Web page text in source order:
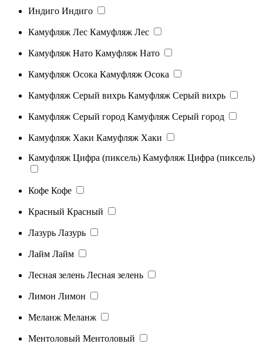
Индиго Индиго
Камуфляж Лес Камуфляж Лес
Камуфляж Нато Камуфляж Нато
Камуфляж Осока Камуфляж Осока
Камуфляж Серый вихрь Камуфляж Серый вихрь
Камуфляж Серый город Камуфляж Серый город
Камуфляж Хаки Камуфляж Хаки
Камуфляж Цифра (пиксель) Камуфляж Цифра (пиксель)
Кофе Кофе
Красный Красный
Лазурь Лазурь
Лайм Лайм
Лесная зелень Лесная зелень
Лимон Лимон
Меланж Меланж
Ментоловый Ментоловый